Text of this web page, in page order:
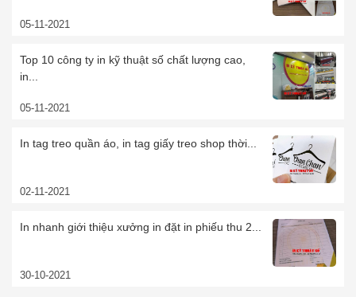
05-11-2021
Top 10 công ty in kỹ thuật số chất lượng cao,
in...
05-11-2021
In tag treo quần áo, in tag giấy treo shop thời...
02-11-2021
In nhanh giới thiệu xưởng in đặt in phiếu thu 2...
30-10-2021